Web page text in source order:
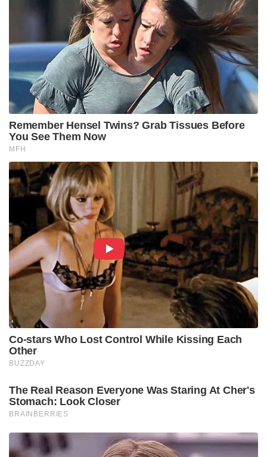
Remember Hensel Twins? Grab Tissues Before
You See Them Now
MFH
Co-stars Who Lost Control While Kissing Each
Other
BUZZDAY
The Real Reason Everyone Was Staring At Cher's
Stomach: Look Closer
BRAINBERRIES